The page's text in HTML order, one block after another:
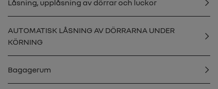
Låsning, upplåsning av dörrar och luckor
AUTOMATISK LÅSNING AV DÖRRARNA UNDER
KÖRNING
Bagagerum